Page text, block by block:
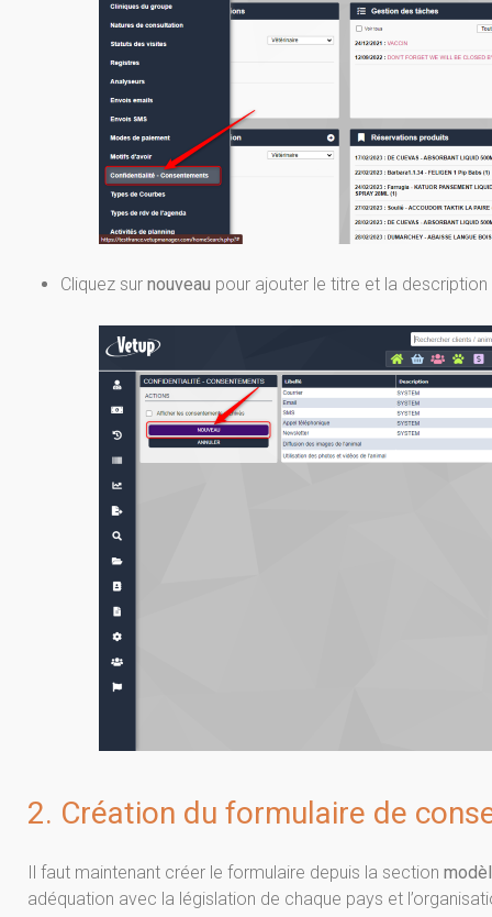
Cliquez sur nouveau pour ajouter le titre et la
2. Création du formulaire de
Il faut maintenant créer le formulaire depuis la section
adéquation avec la législation de chaque pays et